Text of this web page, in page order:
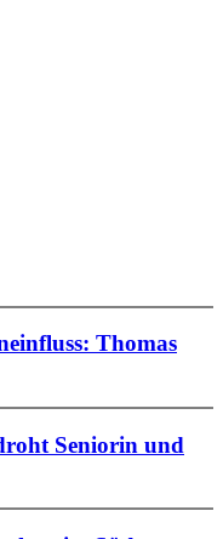
Thomas
Seniorin und